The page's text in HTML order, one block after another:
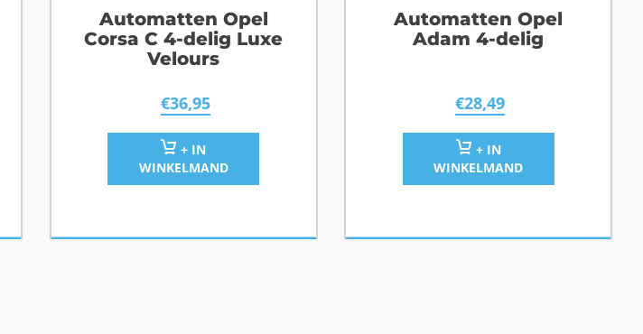
Automatten Opel
Corsa C 4-delig Luxe
Velours
€36,95
+ IN
WINKELMAND
Automatten Opel
Adam 4-delig
€28,49
+ IN
WINKELMAND